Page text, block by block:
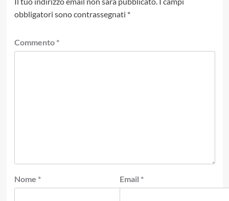
obbligatori sono contrassegnati *
Commento *
Nome * Email *